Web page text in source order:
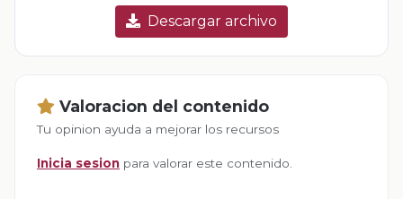
Descargar archivo
Valoracion del contenido
Tu opinion ayuda a mejorar los recursos
Inicia sesion para valorar este contenido.